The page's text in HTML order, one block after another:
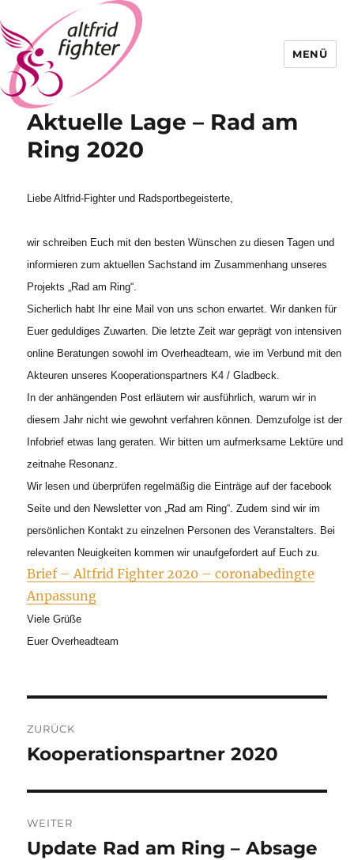
Altfrid Fighter
MENÜ
Aktuelle Lage – Rad am
Ring 2020
Liebe Altfrid-Fighter und Radsportbegeisterte,
wir schreiben Euch mit den besten Wünschen zu diesen Tagen und
informieren zum aktuellen Sachstand im Zusammenhang unseres
Projekts „Rad am Ring“.
Sicherlich habt Ihr eine Mail von uns schon erwartet. Wir danken für
Euer geduldiges Zuwarten. Die letzte Zeit war geprägt von intensiven
online Beratungen sowohl im Overheadteam, wie im Verbund mit den
Akteuren unseres Kooperationspartners K4 / Gladbeck.
In der anhängenden Post erläutern wir ausführlich, warum wir in
diesem Jahr nicht wie gewohnt verfahren können. Demzufolge ist der
Infobrief etwas lang geraten. Wir bitten um aufmerksame Lektüre und
zeitnahe Resonanz.
Wir lesen und überprüfen regelmäßig die Einträge auf der facebook
Seite und den Newsletter von „Rad am Ring“. Zudem sind wir im
persönlichen Kontakt zu einzelnen Personen des Veranstalters. Bei
relevanten Neuigkeiten kommen wir unaufgefordert auf Euch zu.
Brief – Altfrid Fighter 2020 – coronabedingte
Anpassung
Viele Grüße
Euer Overheadteam
ZURÜCK
Vorheriger
Kooperationspartner 2020
WEITER
Nächster
Update Rad am Ring – Absage